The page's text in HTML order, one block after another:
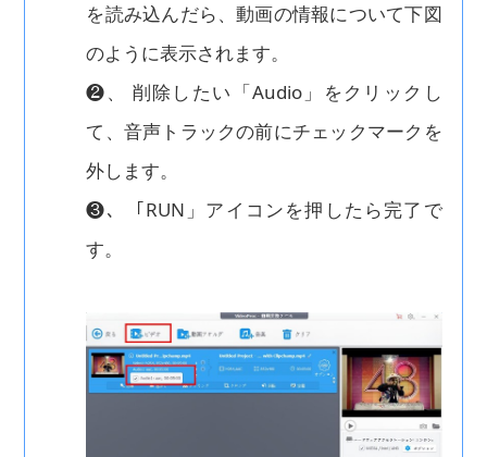
を読み込んだら、動画の情報について下図
のように表示されます。
❷、 削除したい「Audio」をクリックし
て、音声トラックの前にチェックマークを
外します。
❸、「RUN」アイコンを押したら完了で
す。